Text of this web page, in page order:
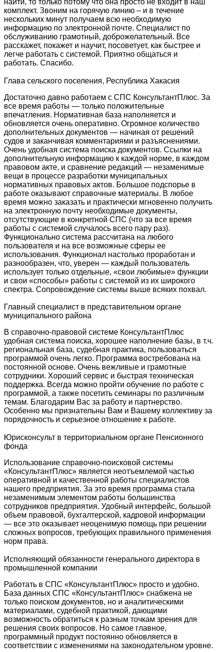
найти, то только потому что она просто не входит в наш
комплект. Звоним на горячую линию – и в течение
нескольких минут получаем всю необходимую
информацию по электронной почте. Специалист по
обслуживанию грамотный, доброжелательный. Все
расскажет, покажет и научит, посоветует, как быстрее и
легче работать с системой. Приятно общаться и
работать. Спасибо.
Глава сельского поселения, Республика Хакасия
Достаточно давно работаем с СПС КонсультантПлюс. За
все время работы — только положительные
впечатления. Нормативная база наполняется и
обновляется очень оперативно. Огромное количество
дополнительных документов — начиная от решений
судов и заканчивая комментариями и разъяснениями.
Очень удобная система поиска документов. Ссылки на
дополнительную информацию к каждой норме, в каждом
правовом акте, и сравнение редакций — незаменимые
вещи в процессе разработки муниципальных
нормативных правовых актов. Большое подспорье в
работе оказывают справочные материалы. В любое
время можно заказать и практически мгновенно получить
на электронную почту необходимые документы,
отсутствующие в конкретной СПС (что за все время
работы с системой случалось всего пару раз).
Функционально система рассчитана на любого
пользователя и на все возможные сферы ее
использования. Функционал настолько проработан и
разнообразен, что, уверен — каждый пользователь
использует только отдельные, «свои любимые» функции
и свои «способы» работы с системой из их широкого
спектра. Сопровождение системы выше всяких похвал.
Главный специалист в представительном органе
муниципального района
В справочно-правовой системе КонсультантПлюс
удобная система поиска, хорошее наполнение базы, в т.ч.
региональная база, судебная практика, пользоваться
программой очень легко. Программа востребована на
постоянной основе. Очень вежливые и грамотные
сотрудники. Хороший сервис и быстрая техническая
поддержка. Всегда можно пройти обучение по работе с
программой, а также посетить семинары по различным
темам. Благодарим Вас за работу и партнерство.
Особенно мы признательны Вам и Вашему коллективу за
порядочность и серьезное отношение к работе.
Юрисконсульт в территориальном органе Пенсионного
фонда
Использование справочно-поисковой системы
«КонсультантПлюс» является неотъемлемой частью
оперативной и качественной работы специалистов
нашего предприятия. За это время программа стала
незаменимым элементом работы большинства
сотрудников предприятия. Удобный интерфейс, большой
объем правовой, бухгалтерской, кадровой информации
— все это оказывает неоценимую помощь при решении
сложных вопросов, требующих правильного применения
норм права.
Исполняющий обязанности генерального директора в
промышленной компании
Работать в СПС «КонсультантПлюс» просто и удобно.
База данных СПС «КонсультантПлюс» снабжена не
только поиском документов, но и аналитическими
материалами, судебной практикой, дающими
возможность обратиться к разным точкам зрения для
решения своих вопросов. Но самое главное,
программный продукт постоянно обновляется в
соответствии с изменениями на законодательном уровне.